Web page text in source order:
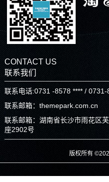
CONTACT US
联系我们
联系电话:0731 -8578 **** / 0731-
联系邮箱：themepark.com.cn
联系邮箱：湖南省长沙市雨花区
座2902号
版权所有